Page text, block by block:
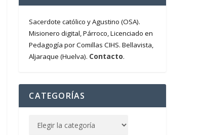
Sacerdote católico y Agustino (OSA).
Misionero digital, Párroco, Licenciado en
Pedagogía por Comillas CIHS. Bellavista,
Aljaraque (Huelva). Contacto.
CATEGORÍAS